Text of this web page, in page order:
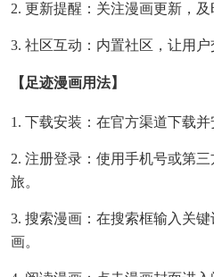
2. 更新提醒：关注漫画更新，及
3. 社区互动：内置社区，让用户
【足迹漫画用法】
1. 下载安装：在官方渠道下载并
2. 注册登录：使用手机号或第
旅。
3. 搜索漫画：在搜索框输入关
画。